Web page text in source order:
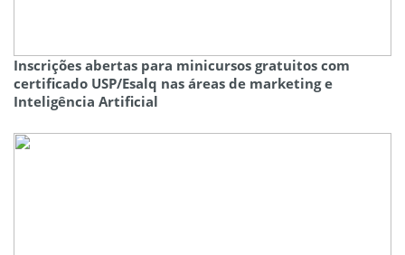
Inscrições abertas para minicursos gratuitos com
certificado USP/Esalq nas áreas de marketing e
Inteligência Artificial